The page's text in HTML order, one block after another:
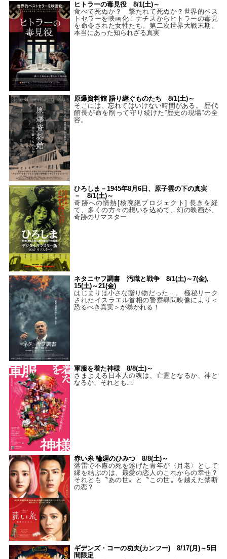
ヒトラーの毒見役 8/1(土)～
食べて死ぬか？ 撃たれて死ぬか？世界的ベス
トセラーを映画化！ナチスからヒトラーの毒見
を命令された女性たち。第二次世界大戦末期、
本当にあった知られざる真実
原爆資料館 語り継ぐものたち 8/1(土)～
そこには、忘れてはいけない時間がある。 歴代
館長が命を削って守り続けた”歴史の現場”の全
容。
ひろしま－1945年8月6日、原子雲の下の真実
－ 8/1(土)～
奇跡への情熱[核廃絶プロジェクト] 長きを経
て、多くの方々の想いを込めて、幻の映画が、
奇跡のリマスター
ネタニヤフ調書 汚職と戦争 8/1(土)～7(金),
15(土)～21(金)
はじまりは小さな贈り物だった…。 極秘リーク
されたイスラエル首相の警察尋問映像により＜
恐るべき真実＞が暴かれる！
軍服を着た神様 8/8(土)～
さまよえる日本人の魂は、亡霊となるか、神と
なるか、それとも…
赤い糸 輪廻のひみつ 8/8(土)～
落雷で不慮の死を遂げた青年が〈月老〉として
縁を結ぶのは、最愛の恋人のこれからの幸せ？
それとも〝あの世〟と〝この世〟を越えた禁断
の恋？
ギデンズ・コーの功夫(カンフー) 8/17(月)～5日
間限定